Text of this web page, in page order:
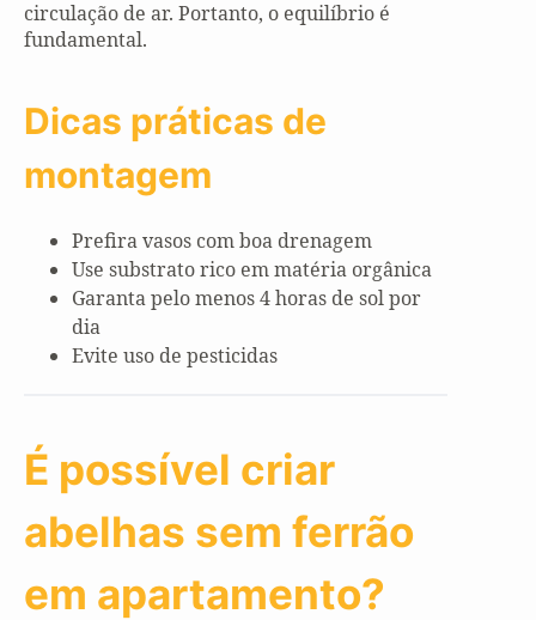
circulação de ar. Portanto, o equilíbrio é
fundamental.
Dicas práticas de
montagem
Prefira vasos com boa drenagem
Use substrato rico em matéria orgânica
Garanta pelo menos 4 horas de sol por
dia
Evite uso de pesticidas
É possível criar
abelhas sem ferrão
em apartamento?